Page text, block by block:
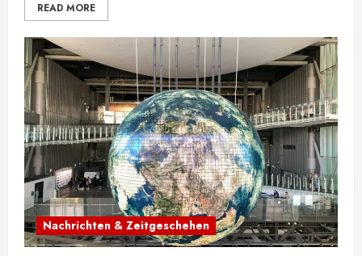
READ MORE
Nachrichten & Zeitgeschehen